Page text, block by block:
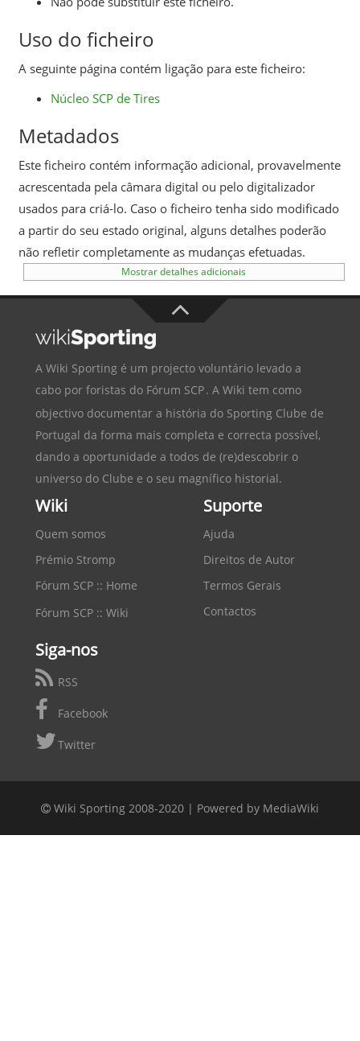
Uso do ficheiro
A seguinte página contém ligação para este ficheiro:
Núcleo SCP de Tires
Metadados
Este ficheiro contém informação adicional, provavelmente
acrescentada pela câmara digital ou pelo digitalizador
usados para criá-lo. Caso o ficheiro tenha sido modificado
a partir do seu estado original, alguns detalhes poderão
não refletir completamente as mudanças efetuadas.
Mostrar detalhes adicionais
A Wiki Sporting é um projecto voluntário levado a
cabo por foristas do Fórum SCP. A Wiki tem como
objectivo documentar a história do Sporting Clube de
Portugal da forma mais completa e correcta possível,
dando a oportunidade a todos de (re)descobrir o
universo do Clube e o seu magnífico historial.
Wiki
Quem somos
Prémio Stromp
Fórum SCP :: Home
Fórum SCP :: Wiki
Suporte
Ajuda
Direitos de Autor
Termos Gerais
Contactos
Siga-nos
RSS
Facebook
Twitter
Wiki Sporting 2008-2020 | Powered by MediaWiki